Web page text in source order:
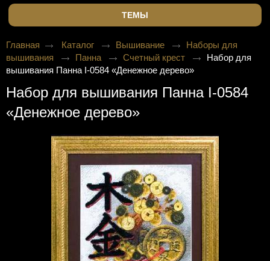
ТЕМЫ
Главная Каталог Вышивание
Наборы для
вышивания
Панна Счетный крест
Набор для
вышивания Панна I-0584 «Денежное дерево»
Набор для вышивания Панна I-0584
«Денежное дерево»